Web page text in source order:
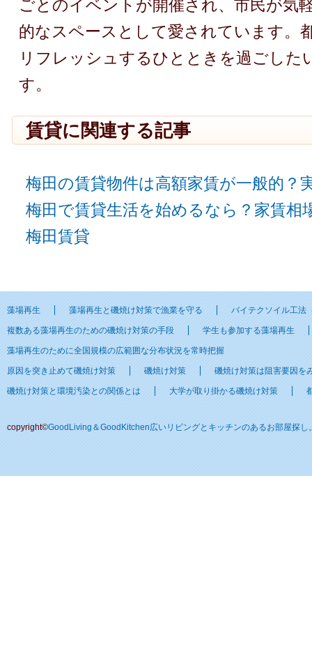
ごとのイベントが開催され、市民が気
的なスペースとして愛されています。
リフレッシュするひとときを過ごした
す。
賃貸に関連する記事
梅田の賃貸物件は高額家賃が一般的？
梅田で賃貸生活を始めるなら？家賃相
梅田賃貸
藻場再生 藻場再生と磯焼け対策で漁業を守る バイテクソイル工法
複数ある藻場再生のための磯焼け対策の手段 学生も参加する藻場再生
藻場再生のために全国規模の広範囲な分布状況を常時把握
原因を突き止めて磯焼け対策 磯焼け対策 磯焼け対策は阻害要因を
磯焼け対策と環境汚染との関係とは 大学が取り掛かる磯焼け対策
copyright©GoodLiving＆GoodKitchen広いリビングとキッチンのあるお部屋探